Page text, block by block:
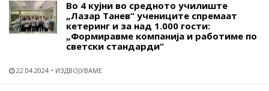
Во 4 кујни во средното училиште
„Лазар Танев“ учениците спремаат
кетеринг и за над 1.000 гости:
„Формиравме компанија и работиме по
светски стандарди“
22.04.2024 ИЗДВОЈУВАМЕ